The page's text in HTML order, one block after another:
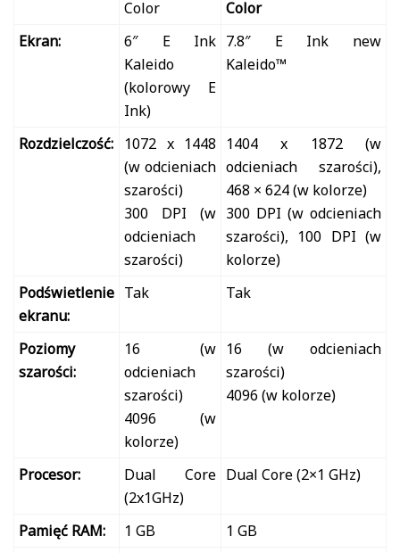
Color
Color
Ekran:
6″ E Ink
Kaleido
(kolorowy E
Ink)
7.8″ E Ink new
Kaleido™
Rozdzielczość:
1072 x 1448
(w odcieniach
szarości)
300 DPI (w
odcieniach
szarości)
1404 x 1872 (w
odcieniach szarości),
468 × 624 (w kolorze)
300 DPI (w odcieniach
szarości), 100 DPI (w
kolorze)
Podświetlenie
ekranu:
Tak Tak
Poziomy
szarości:
16 (w
odcieniach
szarości)
4096 (w
kolorze)
16 (w odcieniach
szarości)
4096 (w kolorze)
Procesor:
Dual Core
(2x1GHz)
Dual Core (2×1 GHz)
Pamięć RAM: 1 GB
1 GB